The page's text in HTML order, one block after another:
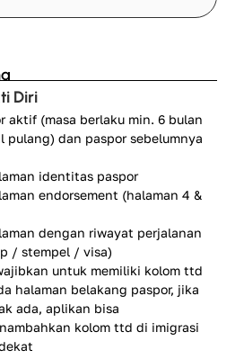
Diri
aktif (masa berlaku min. 6 bulan
pulang) dan paspor sebelumnya
identitas paspor
endorsement (halaman 4 &
dengan riwayat perjalanan
/ stempel / visa)
untuk memiliki kolom ttd
halaman belakang paspor, jika
ada, aplikan bisa
kolom ttd di imigrasi